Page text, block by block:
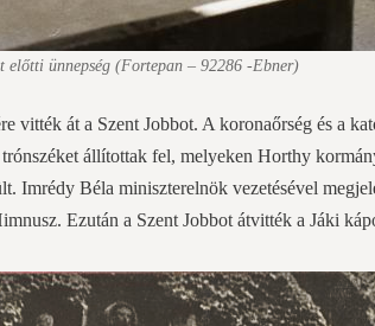
előtti ünnepség (Fortepan – 92286 -Ebner)
át a Szent Jobbot. A koronaőrség és a
állítottak fel, melyeken Horthy
Imrédy Béla miniszterelnök vezetésével
Ezután a Szent Jobbot átvitték a Jáki